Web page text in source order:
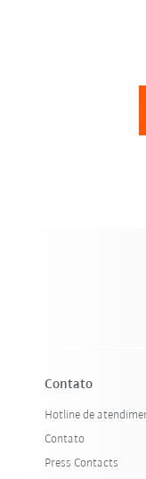
Contato
Hotline de
Contato
Press Contacts